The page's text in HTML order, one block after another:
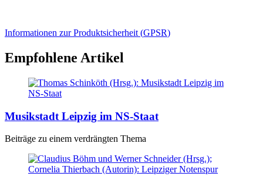
Informationen zur Produktsicherheit (GPSR)
Empfohlene Artikel
Musikstadt Leipzig im NS-Staat
Beiträge zu einem verdrängten Thema